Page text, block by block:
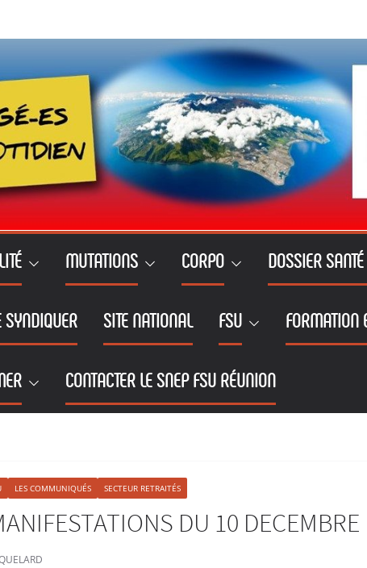
MUTATIONS CORPO DOSSIER
SYNDIQUER SITE NATIONAL FSU FORMATION
CONTACTER LE SNEP FSU RÉUNION
LES COMMUNIQUÉS SECTEUR RETRAITÉS
DU 10 DECEMBRE